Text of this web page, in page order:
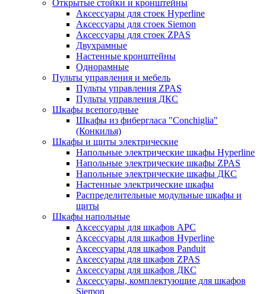
Открытые стойки и кронштейны
Аксессуары для стоек Hyperline
Аксессуары для стоек Siemon
Аксессуары для стоек ZPAS
Двухрамные
Настенные кронштейны
Однорамные
Пульты управления и мебель
Пульты управления ZPAS
Пульты управления ДКС
Шкафы всепогодные
Шкафы из фибергласа "Conchiglia"
(Конкилья)
Шкафы и щиты электрические
Напольные электрические шкафы Hyperline
Напольные электрические шкафы ZPAS
Напольные электрические шкафы ДКС
Настенные электрические шкафы
Распределительные модульные шкафы и
щиты
Шкафы напольные
Аксессуары для шкафов APC
Аксессуары для шкафов Hyperline
Аксессуары для шкафов Panduit
Аксессуары для шкафов ZPAS
Аксессуары для шкафов ДКС
Аксессуары, комплектующие для шкафов
Siemon